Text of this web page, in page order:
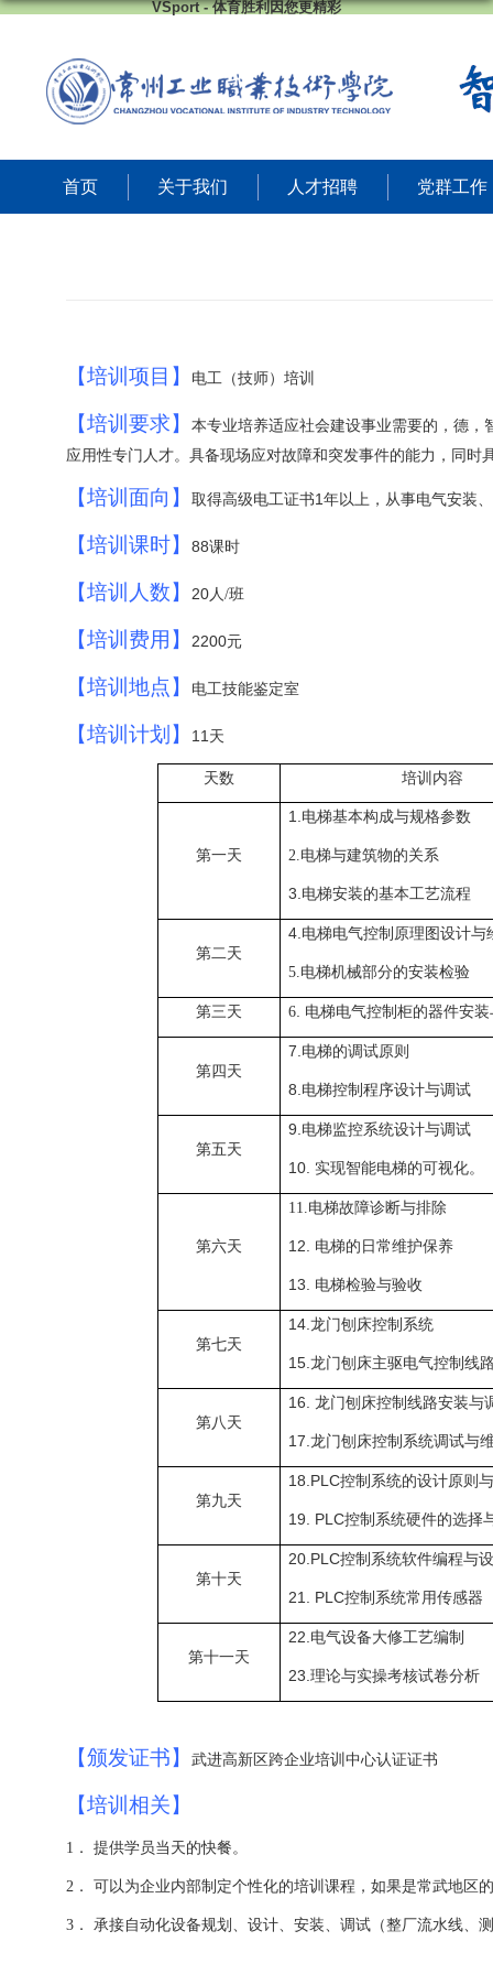
VSport - 体育胜利因您更精彩
首页 关于我们 人才招聘 党群工作
【培训项目】 电工（技师）培训
【培训要求】
本专业培养适应社会建设事业需要的，德
应用性专门人才。具备现场应对故障和突发事件的能力，同
【培训面向】 取得高级电工证书1 年以上，从事电气安装
【培训课时】 88课时
【培训人数】 20人/班
【培训费用】 2200元
【培训地点】 电工技能鉴定室
【培训计划】 11 天
天数 培训内容
第一天
1. 电梯基本构成与规格参数
2.电梯与建筑物的关系
3. 电梯安装的基本工艺流程
第二天
4. 电梯电气控制原理图设计与
5.电梯机械部分的安装检验
第三天 6 电梯电气控制柜的器件安
第四天
7. 电梯的调试原则
8. 电梯控制程序设计与调试
第五天
9. 电梯监控系统设计与调试
10. 实现智能电梯的可视化。
第六天
11.电梯故障诊断与排除
12. 电梯的日常维护保养
13. 电梯检验与验收
第七天
14. 龙门刨床控制系统
15. 龙门刨床主驱电气控制线
第八天
16. 龙门刨床控制线路安装与
17. 龙门刨床控制系统调试与
第九天
18.PLC控制系统的设计原则
19. PLC控制系统硬件的选择
第十天
20.PLC控制系统软件编程与
21. PLC控制系统常用传感器
第十一天
22. 电气设备大修工艺编制
23. 理论与实操考核试卷分析
【颁发证书】 武进高新区跨企业培训中心认证证书
【培训相关】
1． 提供学员当天的快餐。
2． 可以为企业内部制定个性化的培训课程，如果是常武地区
3． 承接自动化设备规划、设计、安装、调试（整厂流水线、